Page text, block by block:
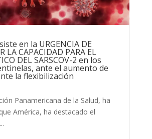
en la URGENCIA DE
LA CAPACIDAD PARA EL
DEL SARSCOV-2 en los
ante el aumento de
la flexibilización
Panamericana de la Salud, ha
América, ha destacado el